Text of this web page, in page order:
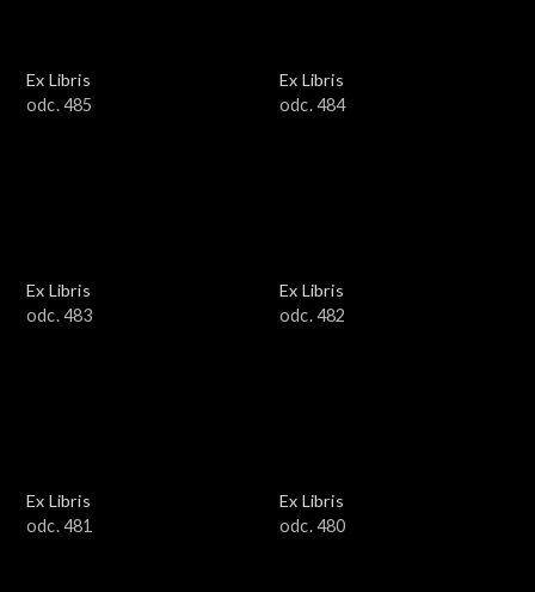
Ex Libris
odc. 485
Ex Libris
odc. 484
Ex Libris
odc. 483
Ex Libris
odc. 482
Ex Libris
odc. 481
Ex Libris
odc. 480